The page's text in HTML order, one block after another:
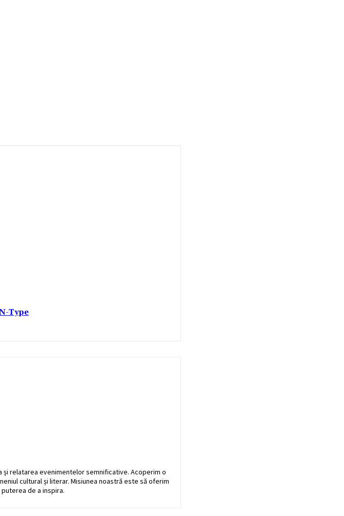
Type
relatarea evenimentelor semnificative. Acoperim o
cultural și literar. Misiunea noastră este să oferim
de a inspira.